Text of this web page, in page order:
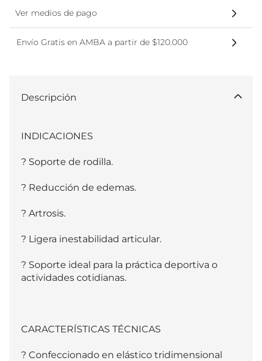
Ver medios de pago
Envío Gratis en AMBA a partir de $120.000
Descripción
INDICACIONES
? Soporte de rodilla.
? Reducción de edemas.
? Artrosis.
? Ligera inestabilidad articular.
? Soporte ideal para la práctica deportiva o
actividades cotidianas.
CARACTERÍSTICAS TÉCNICAS
? Confeccionado en elástico tridimensional